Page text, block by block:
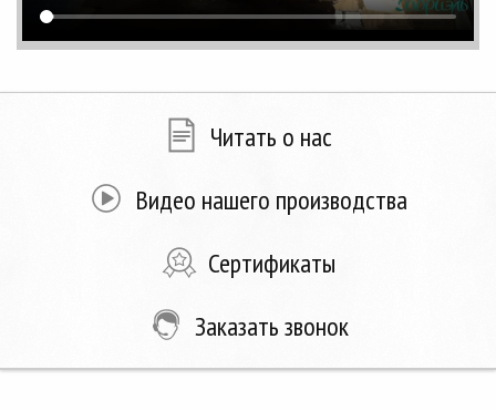
Читать о нас
Видео нашего производства
Сертификаты
Заказать звонок